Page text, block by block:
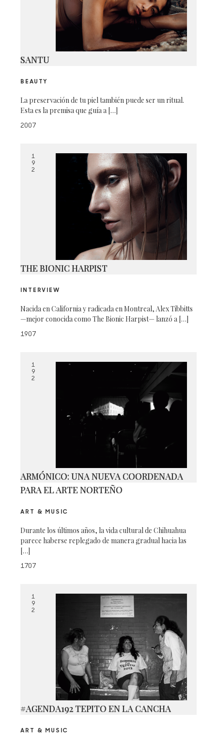
SANTU
BEAUTY
La preservación de tu piel también puede ser un ritual.
Esta es la premisa que guía a […]
2007
1
9
2
THE BIONIC HARPIST
INTERVIEW
Nacida en California y radicada en Montreal, Alex Tibbitts
—mejor conocida como The Bionic Harpist— lanzó a […]
1907
1
9
2
ARMÓNICO: UNA NUEVA COORDENADA
PARA EL ARTE NORTEÑO
ART & MUSIC
Durante los últimos años, la vida cultural de Chihuahua
parece haberse replegado de manera gradual hacia las
[…]
1707
1
9
2
#AGENDA192 TEPITO EN LA CANCHA
ART & MUSIC